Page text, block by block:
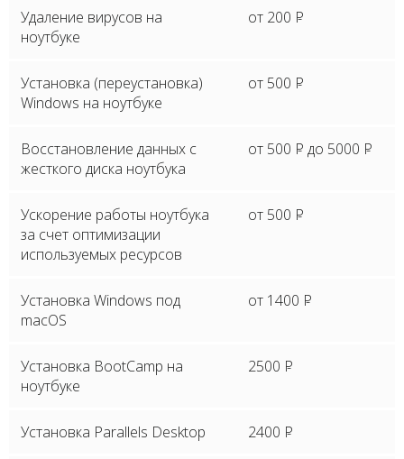
Удаление вирусов на
ноутбуке
от 200 P
Установка (переустановка)
Windows на ноутбуке
от 500 P
Восстановление данных с
жесткого диска ноутбука
от 500 P до 5000 P
Ускорение работы ноутбука
за счет оптимизации
используемых ресурсов
от 500 P
Установка Windows под
macOS
от 1400 P
Установка BootCamp на
ноутбуке
2500 P
Установка Parallels Desktop 2400 P